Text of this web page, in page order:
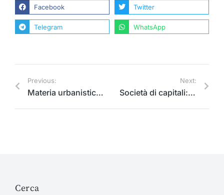
Facebook Twitter
Telegram WhatsApp
Previous:
Materia urbanistica o appalto di opere pubbliche ? Rimessa al Primo Presidente la questione di giurisdizione relativa alla pretesa risarcitoria (del concessionario) da tardivo affidamento dei lavori
Next:
Società di capitali: rimesso al Primo Presidente il contrasto relativo alla responsabilità del socio succeduto nelle posizioni non definite prima della cancellazione
Cerca